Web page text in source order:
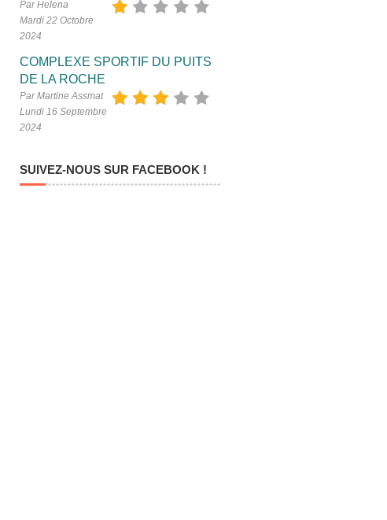
Par Helena
Mardi 22 Octobre
2024
COMPLEXE SPORTIF DU PUITS
DE LA ROCHE
Par Martine Assmat
Lundi 16 Septembre
2024
SUIVEZ-NOUS SUR FACEBOOK !